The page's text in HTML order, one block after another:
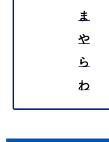
ま
や
ら
わ